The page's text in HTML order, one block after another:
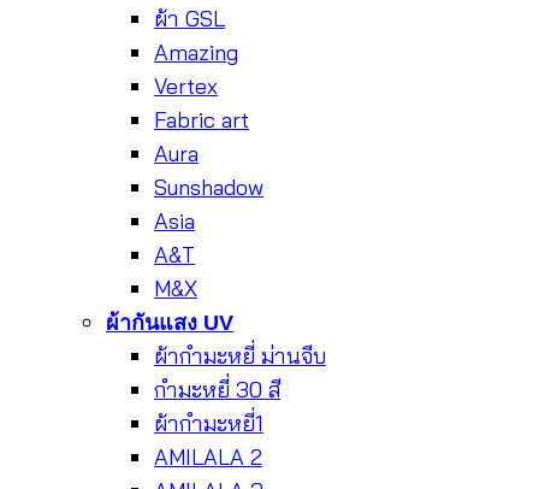
ผ้า GSL
Amazing
Vertex
Fabric art
Aura
Sunshadow
Asia
A&T
M&X
ผ้ากันแสง UV
ผ้ากำมะหยี่ ม่านจีบ
กำมะหยี่ 30 สี
ผ้ากำมะหยี่1
AMILALA 2